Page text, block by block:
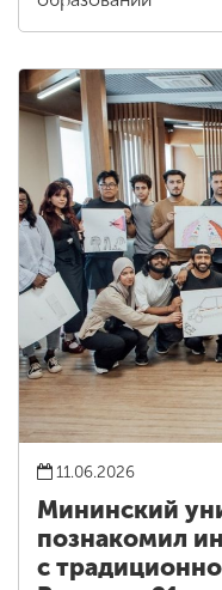
11.06.2026
Мининский
познакомил
с